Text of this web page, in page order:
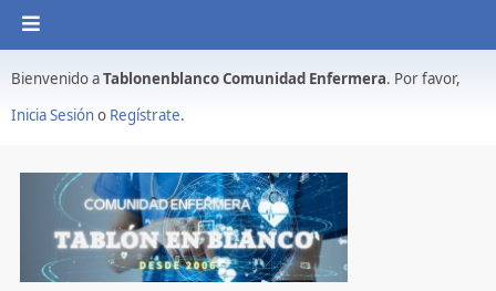
Bienvenido aTablonenblanco Comunidad Enfermera. Por favor,
Inicia Sesióno Regístrate.